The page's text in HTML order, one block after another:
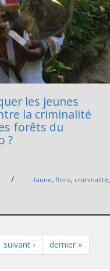
les jeunes
la criminalité
forêts du
?
/ faune,flore, criminalité,
suivant › dernier »